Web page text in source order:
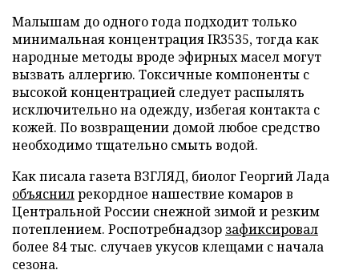
Малышам до одного года подходит только
минимальная концентрация IR3535, тогда как
народные методы вроде эфирных масел могут
вызвать аллергию. Токсичные компоненты с
высокой концентрацией следует распылять
исключительно на одежду, избегая контакта с
кожей. По возвращении домой любое средство
необходимо тщательно смыть водой.
Как писала газета ВЗГЛЯД, биолог Георгий Лада
объяснилрекордное нашествие комаров в
Центральной России снежной зимой и резким
потеплением. Роспотребнадзор зафиксировал
более 84 тыс. случаев укусов клещами с начала
сезона.